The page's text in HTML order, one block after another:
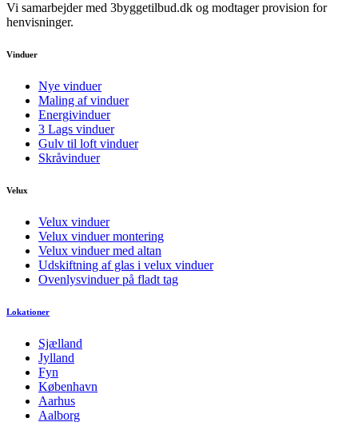
Vi samarbejder med 3byggetilbud.dk og modtager provision for
henvisninger.
Vinduer
Nye vinduer
Maling af vinduer
Energivinduer
3 Lags vinduer
Gulv til loft vinduer
Skråvinduer
Velux
Velux vinduer
Velux vinduer montering
Velux vinduer med altan
Udskiftning af glas i velux vinduer
Ovenlysvinduer på fladt tag
Lokationer
Sjælland
Jylland
Fyn
København
Aarhus
Aalborg